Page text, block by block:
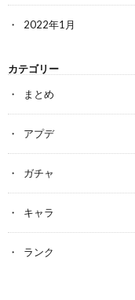
2022年1月
カテゴリー
まとめ
アプデ
ガチャ
キャラ
ランク